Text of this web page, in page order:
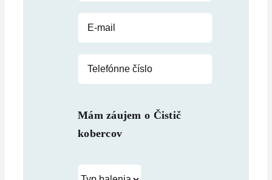
Mám záujem o Čistič
kobercov